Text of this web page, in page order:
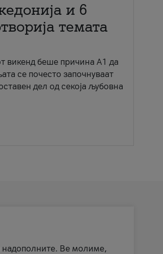
и 6
темата
викенд беше причина А1 да
се почесто започнуваат
дел од секоја љубовна
надополните. Ве молиме,